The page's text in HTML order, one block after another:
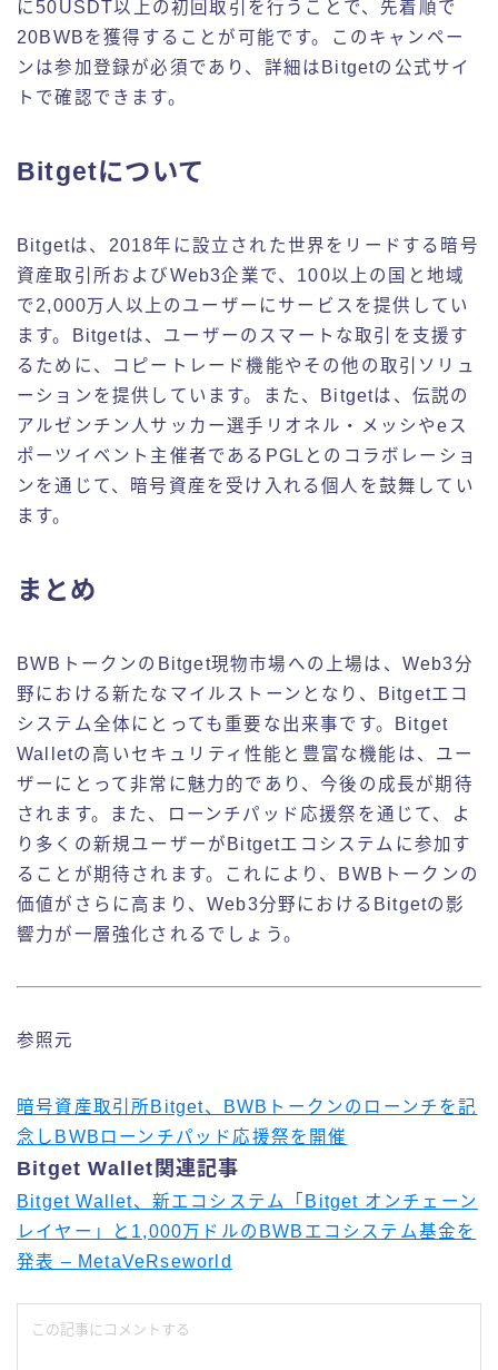
に50USDT以上の初回取引を行うことで、先着順で
20BWBを獲得することが可能です。このキャンペー
ンは参加登録が必須であり、詳細はBitgetの公式サイ
トで確認できます。
Bitgetについて
Bitgetは、2018年に設立された世界をリードする暗号
資産取引所およびWeb3企業で、100以上の国と地域
で2,000万人以上のユーザーにサービスを提供してい
ます。Bitgetは、ユーザーのスマートな取引を支援す
るために、コピートレード機能やその他の取引ソリュ
ーションを提供しています。また、Bitgetは、伝説の
アルゼンチン人サッカー選手リオネル・メッシやeス
ポーツイベント主催者であるPGLとのコラボレーショ
ンを通じて、暗号資産を受け入れる個人を鼓舞してい
ます。
まとめ
BWBトークンのBitget現物市場への上場は、Web3分
野における新たなマイルストーンとなり、Bitgetエコ
システム全体にとっても重要な出来事です。Bitget
Walletの高いセキュリティ性能と豊富な機能は、ユー
ザーにとって非常に魅力的であり、今後の成長が期待
されます。また、ローンチパッド応援祭を通じて、よ
り多くの新規ユーザーがBitgetエコシステムに参加す
ることが期待されます。これにより、BWBトークンの
価値がさらに高まり、Web3分野におけるBitgetの影
響力が一層強化されるでしょう。
参照元
暗号資産取引所Bitget、BWBトークンのローンチを記
念しBWBローンチパッド応援祭を開催
Bitget Wallet関連記事
Bitget Wallet、新エコシステム「Bitget オンチェーン
レイヤー」と1,000万ドルのBWBエコシステム基金を
発表 – MetaVeRseworld